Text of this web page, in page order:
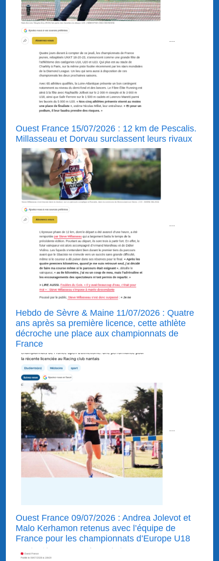
Ouest France 15/07/2026 : 12 km de Pescalis.
Millasseau et Dorvau surclassent leurs rivaux
Hebdo de Sèvre & Maine 11/07/2026 : Quatre
ans après sa première licence, cette athlète
décroche une place aux championnats de
France
Ouest France 09/07/2026 : Andrea Jolevot et
Malo Kerhamon retenus avec l’équipe de
France pour les championnats d’Europe U18